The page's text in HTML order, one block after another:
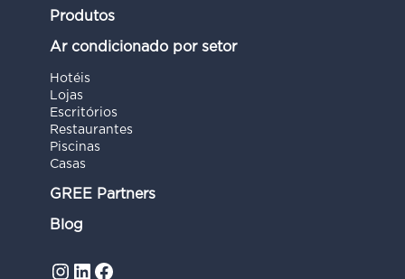
Produtos
Ar condicionado por setor
Hotéis
Lojas
Escritórios
Restaurantes
Piscinas
Casas
GREE Partners
Blog
Instagram
LinkedIn
Facebook